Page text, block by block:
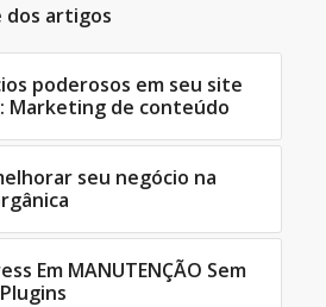
dos artigos
poderosos em seu site
Marketing de conteúdo
seu negócio na
Em MANUTENÇÃO Sem